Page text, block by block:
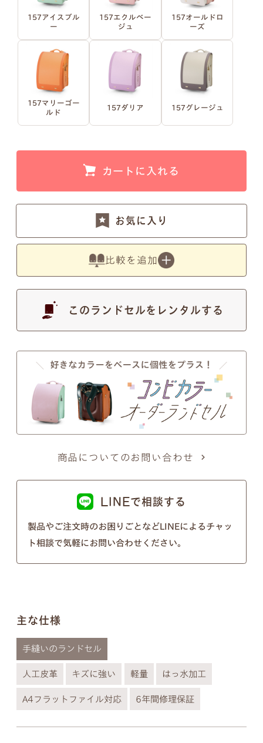
157アイスブル
ー
157エクルベー
ジュ
157オールドロ
ーズ
157マリーゴー
ルド
157ダリア 157グレージュ
カートに入れる
お気に入り
比較を追加
このランドセルをレンタルする
商品についてのお問い合わせ
LINEで相談する
製品やご注文時のお困りごとなどLINEによるチャッ
ト相談で気軽にお問い合わせください。
主な仕様
手縫いのランドセル
人工皮革 キズに強い 軽量 はっ水加工
A4フラットファイル対応 6年間修理保証
例3）下の名前のみ 明朝体 例4）フルネーム 筆記体
例5）苗字を略称 筆記体 例6）下の名前のみ 筆記体
小文字のg、y、jなどの文字が入ると下のラインが変
写真の色は実物とは異なります。あらかじめご了
承ください。
筆記体のSとT、zとxについて
筆記体のSとT、zとxの文字が似ているため、間違い
以下の画像のようにきちんとそれぞれ違う形となっ
ておりますのでご安心ください。
※個別のご注文で筆記体のフォントの種類を変行す
ることはできないので、あらかじめご了承ください